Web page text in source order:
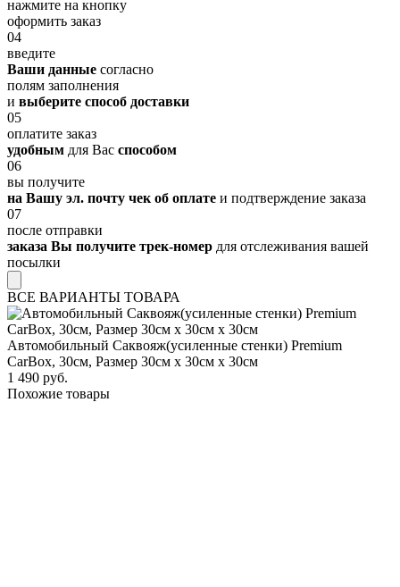
нажмите на кнопку
оформить заказ
04
введите
Ваши данные согласно
полям заполнения
и выберите способ доставки
05
оплатите заказ
удобным для Вас способом
06
вы получите
на Вашу эл. почту чек об оплате и подтверждение заказа
07
после отправки
заказа Вы получите трек-номер для отслеживания вашей
посылки
ВСЕ ВАРИАНТЫ ТОВАРА
Автомобильный Саквояж(усиленные стенки) Premium
CarBox, 30см, Размер 30см х 30см х 30см
1 490 руб.
Похожие товары